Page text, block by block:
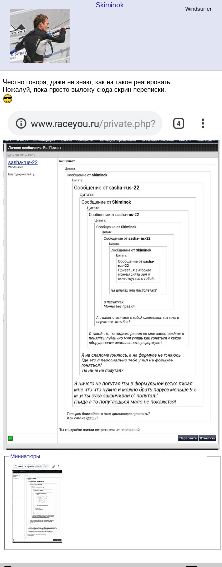
Skiminok Windsurfer
Честно говоря, даже не знаю, как на такое реагировать.
Пожалуй, пока просто выложу сюда скрин переписки.
Миниатюры